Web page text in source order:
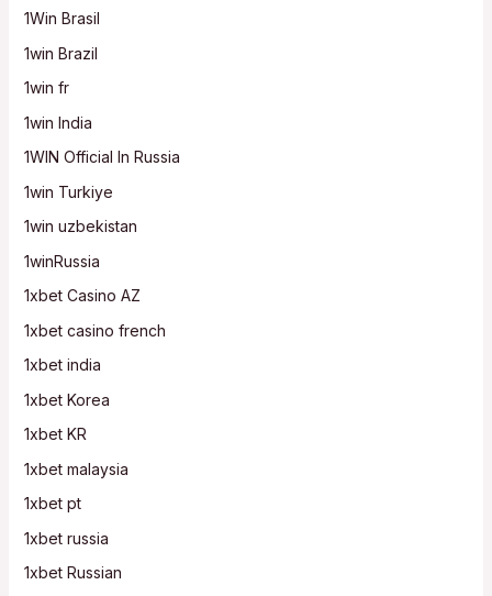
1Win Brasil
1win Brazil
1win fr
1win India
1WIN Official In Russia
1win Turkiye
1win uzbekistan
1winRussia
1xbet Casino AZ
1xbet casino french
1xbet india
1xbet Korea
1xbet KR
1xbet malaysia
1xbet pt
1xbet russia
1xbet Russian